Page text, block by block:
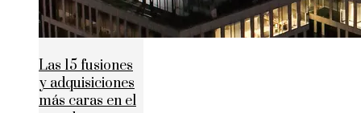
Las 15 fusiones
y adquisiciones
más caras en el